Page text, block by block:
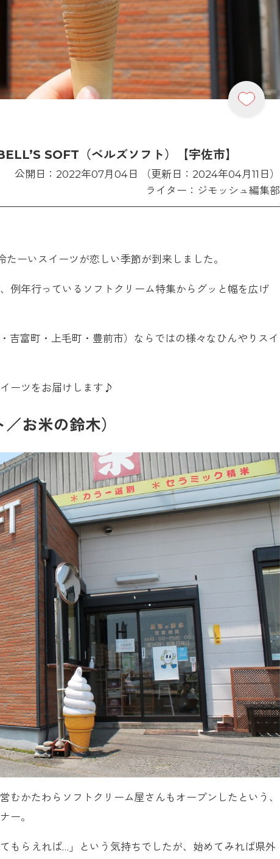
SOFT（ベルズソフト）【宇佐市】
公開日：2022年07月04日 （更新日：2024年04月11日）
ライター：ジモッシュ編集部
ーいスイーツが恋しい季節が到来しました。
例年行っているソフトクリーム特集からグッと幅を広げ
吉富町・上毛町・豊前市）ならではの様々なひんやりスイ
ーツをお届けします♪
お米の鈴木）
むかたわらソフトクリーム屋さんもオープンしたという、
ー。
もらえれば…」という気持ちでしたが、始めてみれば県外